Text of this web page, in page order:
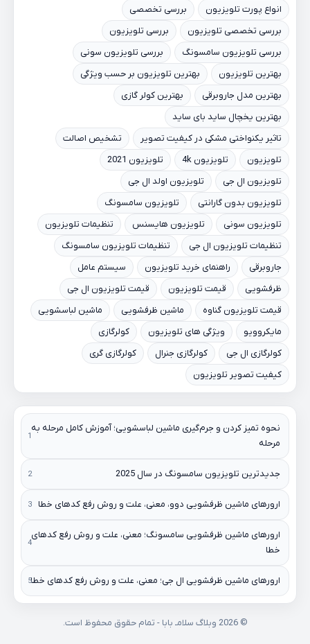
انواع پورت تلویزیون
بررسی تخصصی
بررسی تخصصی تلویزیون
بررسی تلویزیون
بررسی تلویزیون سامسونگ
بررسی تلویزیون سونی
بهترین تلویزیون
بهترین تلویزیون بر حسب ویژگی
بهترین مدل جاروبرقی
بهترین کولر گازی
بهترین یخچال ساید بای ساید
تاثیر یکنواختی مشکی در کیفیت تصویر
تشخیص اصالت
تلویزیون
تلویزیون 4k
تلویزیون 2021
تلویزیون ال جی
تلویزیون اولد ال جی
تلویزیون بدون گارانتی
تلویزیون سامسونگ
تلویزیون سونی
تلویزیون هایسنس
تنظیمات تلویزیون
تنظیمات تلویزیون ال جی
تنظیمات تلویزیون سامسونگ
جاروبرقی
راهنمای خرید تلویزیون
سیستم عامل
ظرفشویی
قیمت تلویزیون
قیمت تلویزیون ال جی
قیمت تلویزیون گناوه
ماشین ظرفشویی
ماشین لباسشویی
مایکروویو
ویژگی های تلویزیون
کولرگازی
کولرگازی ال جی
کولرگازی جنرال
کولرگازی گری
کیفیت تصویر تلویزیون
نحوه تمیز کردن و جرم‌گیری ماشین لباسشویی؛ آموزش کامل مرحله به
مرحله
جدیدترین تلویزیون سامسونگ در سال 2025
ارورهای ماشین ظرفشویی دوو، معنی، علت و روش رفع کدهای خطا
ارورهای ماشین ظرفشویی سامسونگ؛ معنی، علت و روش رفع کدهای
خطا
ارورهای ماشین ظرفشویی ال جی؛ معنی، علت و روش رفع کدهای خطا
© 2026 وبلاگ سلامـ بابا - تمام حقوق محفوظ است.